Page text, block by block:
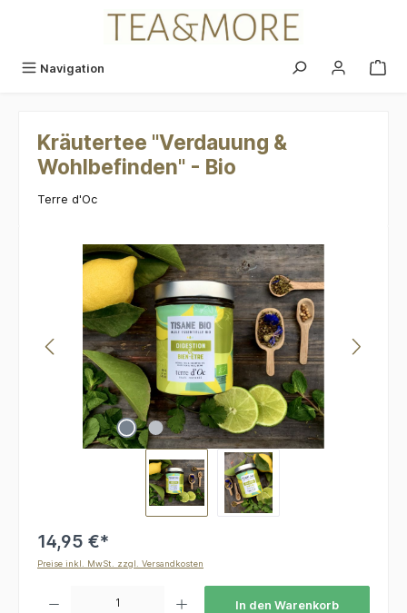
Navigation
Kräutertee "Verdauung &
Wohlbefinden" - Bio
Terre d'Oc
Bildergalerie überspringen
14,95 €*
Preise inkl. MwSt. zzgl. Versandkosten
In den Warenkorb